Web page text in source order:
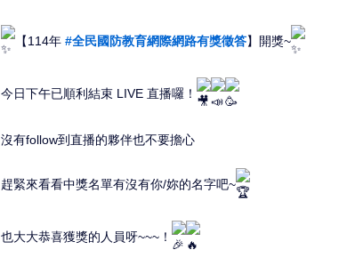
【114年 #全民國防教育網際網路有獎徵答】開獎~
今日下午已順利結束 LIVE 直播囉！
沒有follow到直播的夥伴也不要擔心
趕緊來看看中獎名單有沒有你/妳的名字吧~
也大大恭喜獲獎的人員呀~~~！